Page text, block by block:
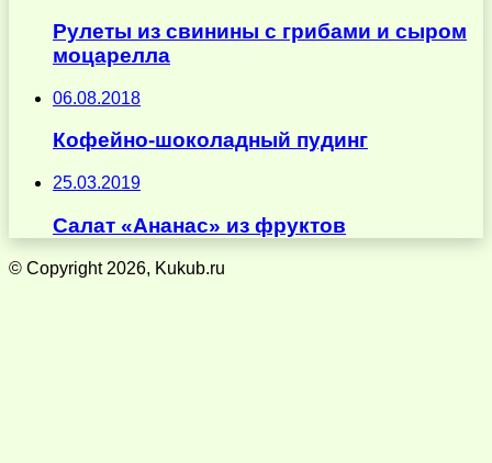
Рулеты из свинины с грибами и сыром
моцарелла
06.08.2018
Кофейно-шоколадный пудинг
25.03.2019
Салат «Ананас» из фруктов
© Copyright 2026, Kukub.ru